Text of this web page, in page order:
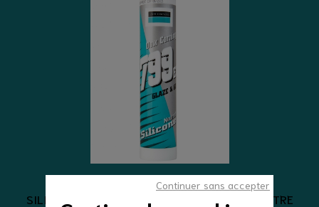
Continuer sans accepter
meilleures ventes
SILICONE D'ÉTANCHÉITÉ CLAIR SILICONE NEUTRE